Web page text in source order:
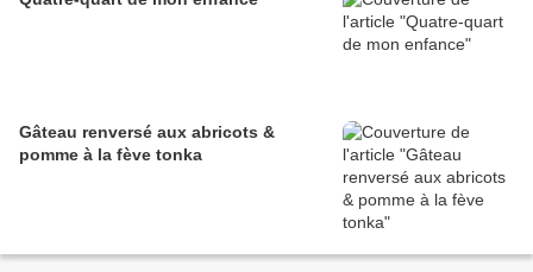
Gâteau renversé aux abricots &
pomme à la fève tonka